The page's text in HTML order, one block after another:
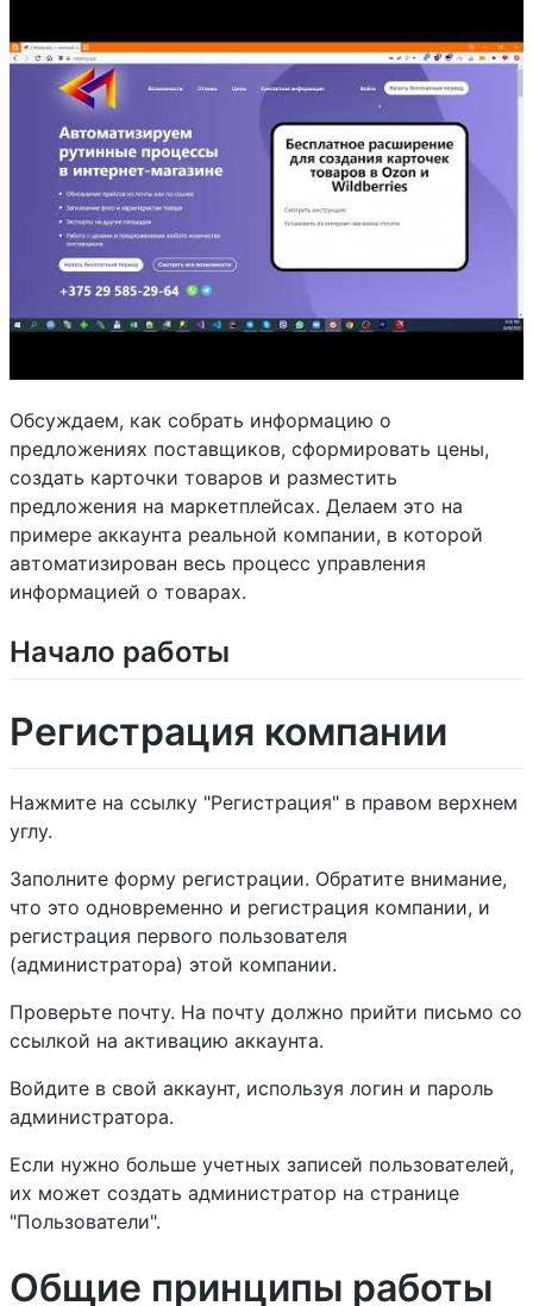
Обсуждаем, как собрать информацию о
предложениях поставщиков, сформировать цены,
создать карточки товаров и разместить
предложения на маркетплейсах. Делаем это на
примере аккаунта реальной компании, в которой
автоматизирован весь процесс управления
информацией о товарах.
Начало работы
Регистрация компании
Нажмите на ссылку "Регистрация" в правом верхнем
углу.
Заполните форму регистрации. Обратите внимание,
что это одновременно и регистрация компании, и
регистрация первого пользователя
(администратора) этой компании.
Проверьте почту. На почту должно прийти письмо со
ссылкой на активацию аккаунта.
Войдите в свой аккаунт, используя логин и пароль
администратора.
Если нужно больше учетных записей пользователей,
их может создать администратор на странице
"Пользователи".
Общие принципы работы